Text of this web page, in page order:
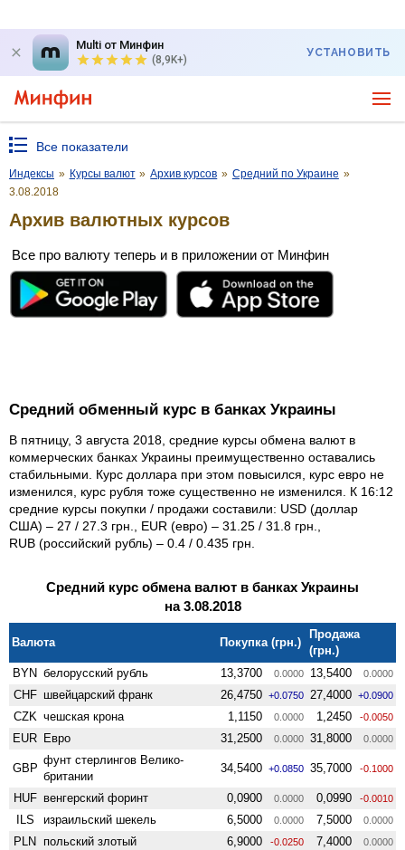
Multi от Минфин
(8,9K+)
УСТАНОВИТЬ
Все показатели
Индексы » Курсы валют » Архив курсов » Средний по Украине »
3.08.2018
Архив валютных курсов
Все про валюту теперь и в приложении от Минфин
Средний обменный курс в банках Украины
В пятницу, 3 августа 2018, средние курсы обмена валют в
коммерческих банках Украины преимущественно оставались
стабильными. Курс доллара при этом повысился, курс евро не
изменился, курс рубля тоже существенно не изменился. К 16:12
средние курсы покупки / продажи составили: USD (доллар
США) – 27 / 27.3 грн., EUR (евро) – 31.25 / 31.8 грн.,
RUB (российский рубль) – 0.4 / 0.435 грн.
Средний курс обмена валют в банках Украины
на 3.08.2018
Валюта Покупка (грн.)
Продажа
(грн.)
BYN белорусский рубль 13,3700 0.0000 13,5400 0.0000
CHF швейцарский франк 26,4750 +0.0750 27,4000 +0.0900
CZK чешская крона 1,1150 0.0000 1,2450 -0.0050
EUR Евро 31,2500 0.0000 31,8000 0.0000
GBP
фунт стерлингов Велико­
британии
34,5400 +0.0850 35,7000 -0.1000
HUF венгерский форинт 0,0900 0.0000 0,0990 -0.0010
ILS израильский шекель 6,5000 0.0000 7,5000 0.0000
PLN польский злотый 6,9000 -0.0250 7,4000 0.0000